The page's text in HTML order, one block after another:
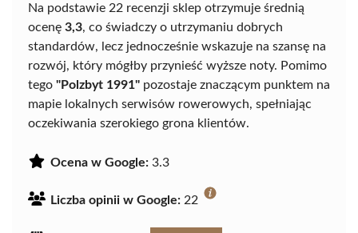
Na podstawie 22 recenzji sklep otrzymuje średnią
ocenę 3,3, co świadczy o utrzymaniu dobrych
standardów, lecz jednocześnie wskazuje na szansę na
rozwój, który mógłby przynieść wyższe noty. Pomimo
tego "Polzbyt 1991" pozostaje znaczącym punktem na
mapie lokalnych serwisów rowerowych, spełniając
oczekiwania szerokiego grona klientów.
Ocena w Google: 3.3
Liczba opinii w Google: 22